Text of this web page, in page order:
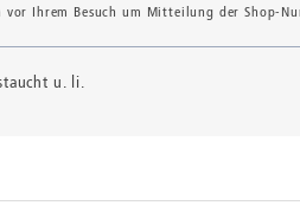
Ihrem Besuch um Mitteilung der Shop-
u. li.